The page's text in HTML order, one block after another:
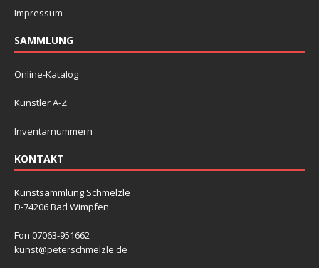
Impressum
SAMMLUNG
Online-Katalog
Künstler A-Z
Inventarnummern
KONTAKT
Kunstsammlung Schmelzle
D-74206 Bad Wimpfen
Fon 07063-951662
kunst@peterschmelzle.de